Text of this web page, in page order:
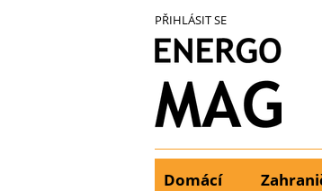
PŘIHLÁSIT SE
Domácí